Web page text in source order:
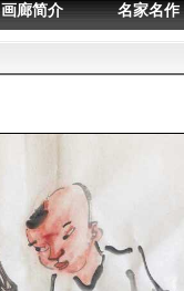
画廊简介 名家名作